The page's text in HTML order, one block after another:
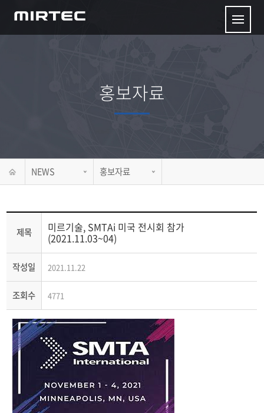
홍보자료
NEWS 홍보자료
제목 미르기술, SMTAi 미국 전시회 참가
(2021.11.03~04)
작성일 2021.11.22
조회수 4771